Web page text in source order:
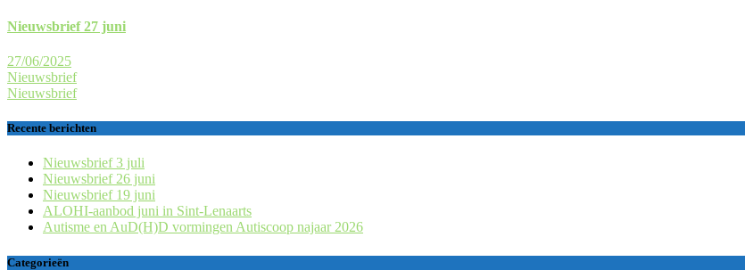
Nieuwsbrief 27 juni
27/06/2025
Nieuwsbrief
Nieuwsbrief
Recente berichten
Nieuwsbrief 3 juli
Nieuwsbrief 26 juni
Nieuwsbrief 19 juni
ALOHI-aanbod juni in Sint-Lenaarts
Autisme en AuD(H)D vormingen Autiscoop najaar 2026
Categorieën